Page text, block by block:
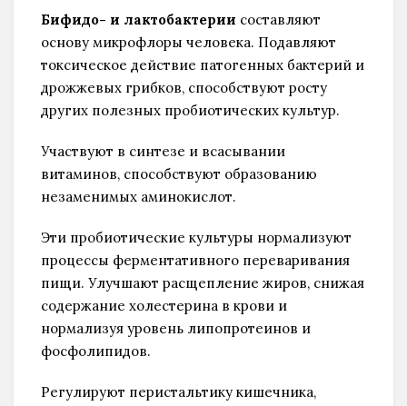
Бифидо- и лактобактерии составляют
основу микрофлоры человека. Подавляют
токсическое действие патогенных бактерий и
дрожжевых грибков, способствуют росту
других полезных пробиотических культур.
Участвуют в синтезе и всасывании
витаминов, способствуют образованию
незаменимых аминокислот.
Эти пробиотические культуры нормализуют
процессы ферментативного переваривания
пищи. Улучшают расщепление жиров, снижая
содержание холестерина в крови и
нормализуя уровень липопротеинов и
фосфолипидов.
Регулируют перистальтику кишечника,